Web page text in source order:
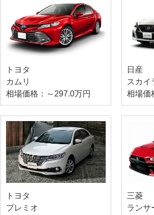
トヨタ
カムリ
相場価格：～297.0万円
日産
スカイ
相場価
トヨタ
プレミオ
三菱
ランサ